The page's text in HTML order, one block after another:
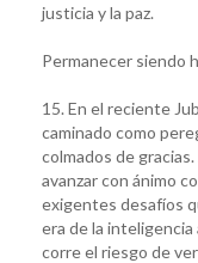
justicia y la paz.
Permanecer siendo
15. En el reciente
caminado como
colmados de
avanzar con ánimo
exigentes desafíos
era de la inteligencia
corre el riesgo de